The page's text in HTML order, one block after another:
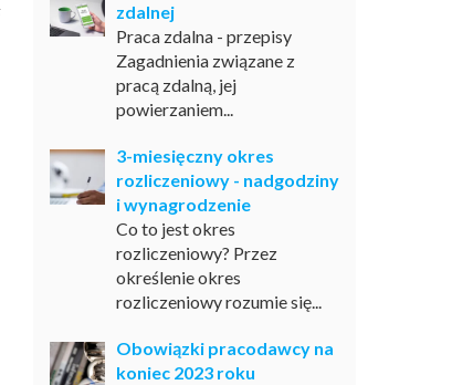
zdalnej
Praca zdalna - przepisy
Zagadnienia związane z
pracą zdalną, jej
powierzaniem...
3-miesięczny okres
rozliczeniowy - nadgodziny
i wynagrodzenie
Co to jest okres
rozliczeniowy? Przez
określenie okres
rozliczeniowy rozumie się...
Obowiązki pracodawcy na
koniec 2023 roku